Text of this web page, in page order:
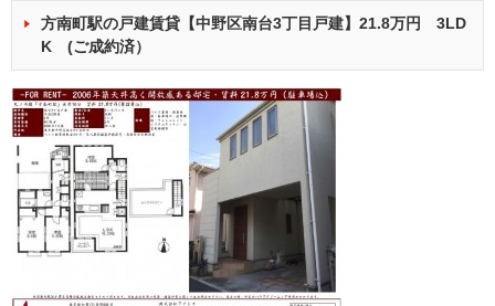
方南町駅の戸建賃貸【中野区南台3丁目戸建】21.8万円 3LD
K (ご成約済）